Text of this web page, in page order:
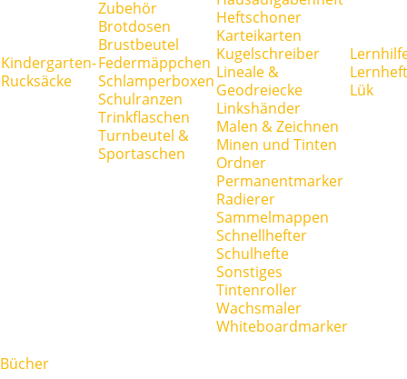
Kindergarten-
Rucksäcke
Zubehör
Brotdosen
Brustbeutel
Federmäppchen
Schlamperboxen
Schulranzen
Trinkflaschen
Turnbeutel &
Sportaschen
Heftschoner
Karteikarten
Kugelschreiber
Lineale &
Geodreiecke
Linkshänder
Malen & Zeichnen
Minen und Tinten
Ordner
Permanentmarker
Radierer
Sammelmappen
Schnellhefter
Schulhefte
Sonstiges
Tintenroller
Wachsmaler
Whiteboardmarker
Lük
Bücher